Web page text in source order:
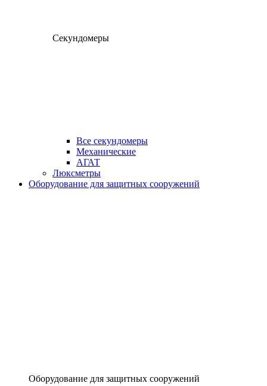
Секундомеры
Все секундомеры
Механические
АГАТ
Люксметры
Оборудование для защитных сооружений
Оборудование для защитных сооружений